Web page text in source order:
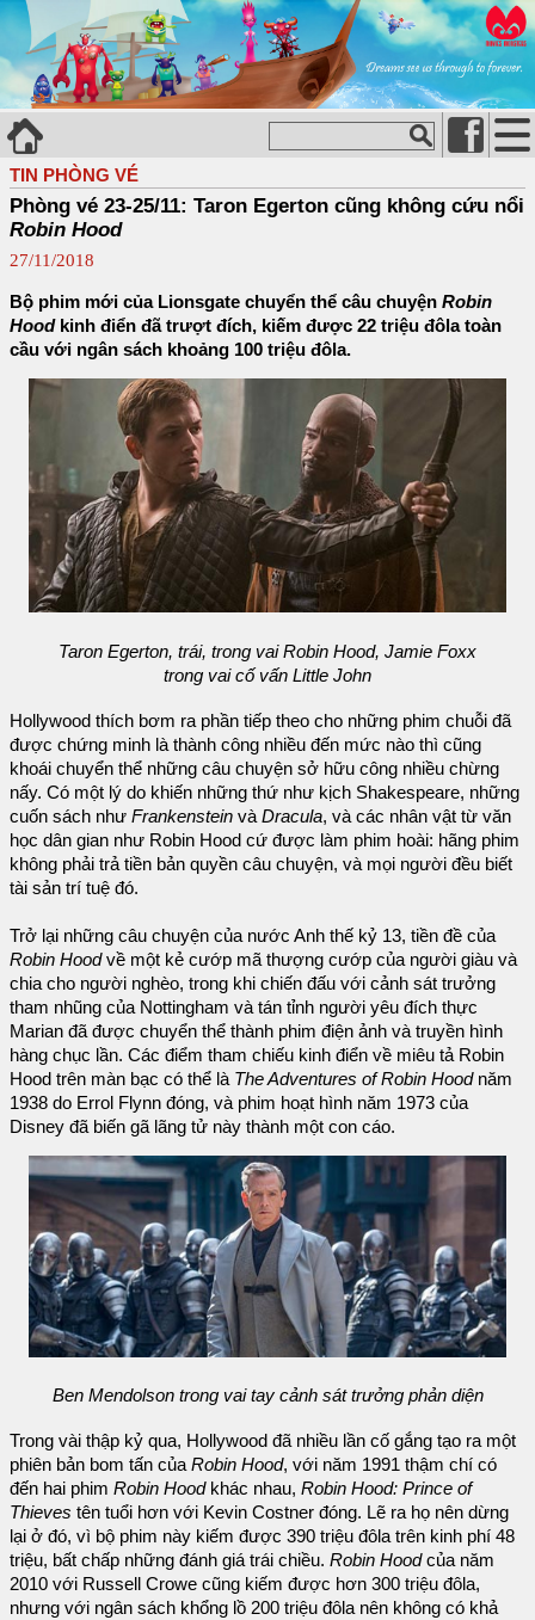
TIN PHÒNG VÉ
Phòng vé 23-25/11: Taron Egerton cũng không cứu nổi
Robin Hood
27/11/2018
Bộ phim mới của Lionsgate chuyển thể câu chuyện Robin
Hoodkinh điển đã trượt đích, kiếm được 22 triệu đôla toàn
cầu với ngân sách khoảng 100 triệu đôla.
Taron Egerton, trái, trong vai Robin Hood, Jamie Foxx
trong vai cố vấn Little John
Hollywood thích bơm ra phần tiếp theo cho những phim chuỗi đã
được chứng minh là thành công nhiều đến mức nào thì cũng
khoái chuyển thể những câu chuyện sở hữu công nhiều chừng
nấy. Có một lý do khiến những thứ như kịch Shakespeare, những
cuốn sách như Frankenstein và Dracula, và các nhân vật từ văn
học dân gian như Robin Hood cứ được làm phim hoài: hãng phim
không phải trả tiền bản quyền câu chuyện, và mọi người đều biết
tài sản trí tuệ đó.
Trở lại những câu chuyện của nước Anh thế kỷ 13, tiền đề của
Robin Hoodvề một kẻ cướp mã thượng cướp của người giàu và
chia cho người nghèo, trong khi chiến đấu với cảnh sát trưởng
tham nhũng của Nottingham và tán tỉnh người yêu đích thực
Marian đã được chuyển thể thành phim điện ảnh và truyền hình
hàng chục lần. Các điểm tham chiếu kinh điển về miêu tả Robin
Hood trên màn bạc có thể là The Adventures of Robin Hoodnăm
1938 do Errol Flynn đóng, và phim hoạt hình năm 1973 của
Disney đã biến gã lãng tử này thành một con cáo.
Ben Mendolson trong vai tay cảnh sát trưởng phản diện
Trong vài thập kỷ qua, Hollywood đã nhiều lần cố gắng tạo ra một
phiên bản bom tấn của Robin Hood, với năm 1991 thậm chí có
đến hai phim Robin Hoodkhác nhau, Robin Hood: Prince of
Thieves tên tuổi hơn với Kevin Costner đóng. Lẽ ra họ nên dừng
lại ở đó, vì bộ phim này kiếm được 390 triệu đôla trên kinh phí 48
triệu, bất chấp những đánh giá trái chiều. Robin Hoodcủa năm
2010 với Russell Crowe cũng kiếm được hơn 300 triệu đôla,
nhưng với ngân sách khổng lồ 200 triệu đôla nên không có khả